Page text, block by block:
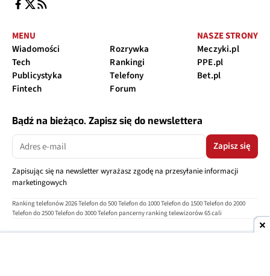
MENU
Wiadomości
Tech
Publicystyka
Fintech
Rozrywka
Rankingi
Telefony
Forum
NASZE STRONY
Meczyki.pl
PPE.pl
Bet.pl
Bądź na bieżąco. Zapisz się do newslettera
Zapisz się
Zapisując się na newsletter wyrażasz zgodę na przesyłanie informacji
marketingowych
Ranking telefonów 2026Telefon do 500Telefon do 1000Telefon do 1500Telefon do 2000
Telefon do 2500Telefon do 3000Telefon pancerny ranking telewizorów 65 cali